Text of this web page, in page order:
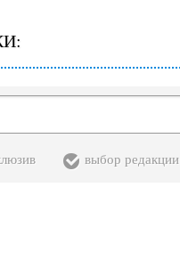
выбор редакции